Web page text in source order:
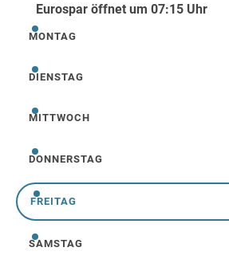
Eurospar öffnet um 07:15 Uhr
Montag
MONTAG
Dienstag
DIENSTAG
Mittwoch
MITTWOCH
Donnerstag
DONNERSTAG
Freitag
FREITAG
Samstag
SAMSTAG